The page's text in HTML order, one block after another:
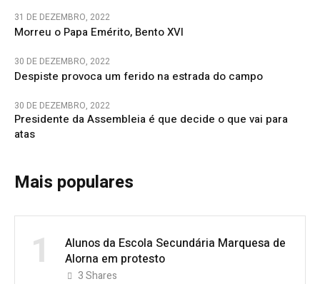
31 DE DEZEMBRO, 2022
Morreu o Papa Emérito, Bento XVI
30 DE DEZEMBRO, 2022
Despiste provoca um ferido na estrada do campo
30 DE DEZEMBRO, 2022
Presidente da Assembleia é que decide o que vai para
atas
Mais populares
1
Alunos da Escola Secundária Marquesa de
Alorna em protesto
3Shares